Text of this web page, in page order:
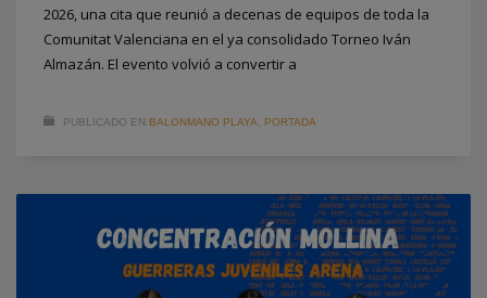
2026, una cita que reunió a decenas de equipos de toda la
Comunitat Valenciana en el ya consolidado Torneo Iván
Almazán. El evento volvió a convertir a
PUBLICADO EN BALONMANO PLAYA PORTADA